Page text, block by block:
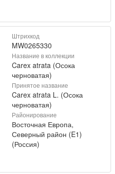
Штрихкод
MW0265330
Название в коллекции
Carex atrata (Осока
черноватая)
Принятое название
Carex atrata L. (Осока
черноватая)
Районирование
Восточная Европа,
Северный район (E1)
(Россия)